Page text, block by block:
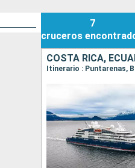
7
cruceros
COSTA RICA,